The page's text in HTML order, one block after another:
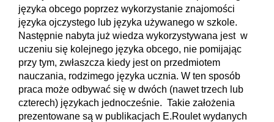
języka obcego poprzez wykorzystanie znajomości
języka ojczystego lub języka używanego w szkole.
Następnie nabyta już wiedza wykorzystywana jest w
uczeniu się kolejnego języka obcego, nie pomijając
przy tym, zwłaszcza kiedy jest on przedmiotem
nauczania, rodzimego języka ucznia. W ten sposób
praca może odbywać się w dwóch (nawet trzech lub
czterech) językach jednocześnie. Takie założenia
prezentowane są w publikacjach E.Roulet wydanych